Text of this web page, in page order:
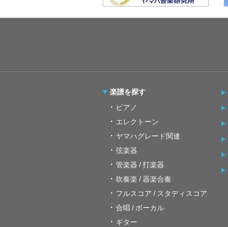
楽譜を探す
ピアノ
エレクトーン
ヤマハグレード関連
弦楽器
管楽器 / 打楽器
吹奏楽 / 器楽合奏
フルスコア / スタディスコア
合唱 / ボーカル
ギター